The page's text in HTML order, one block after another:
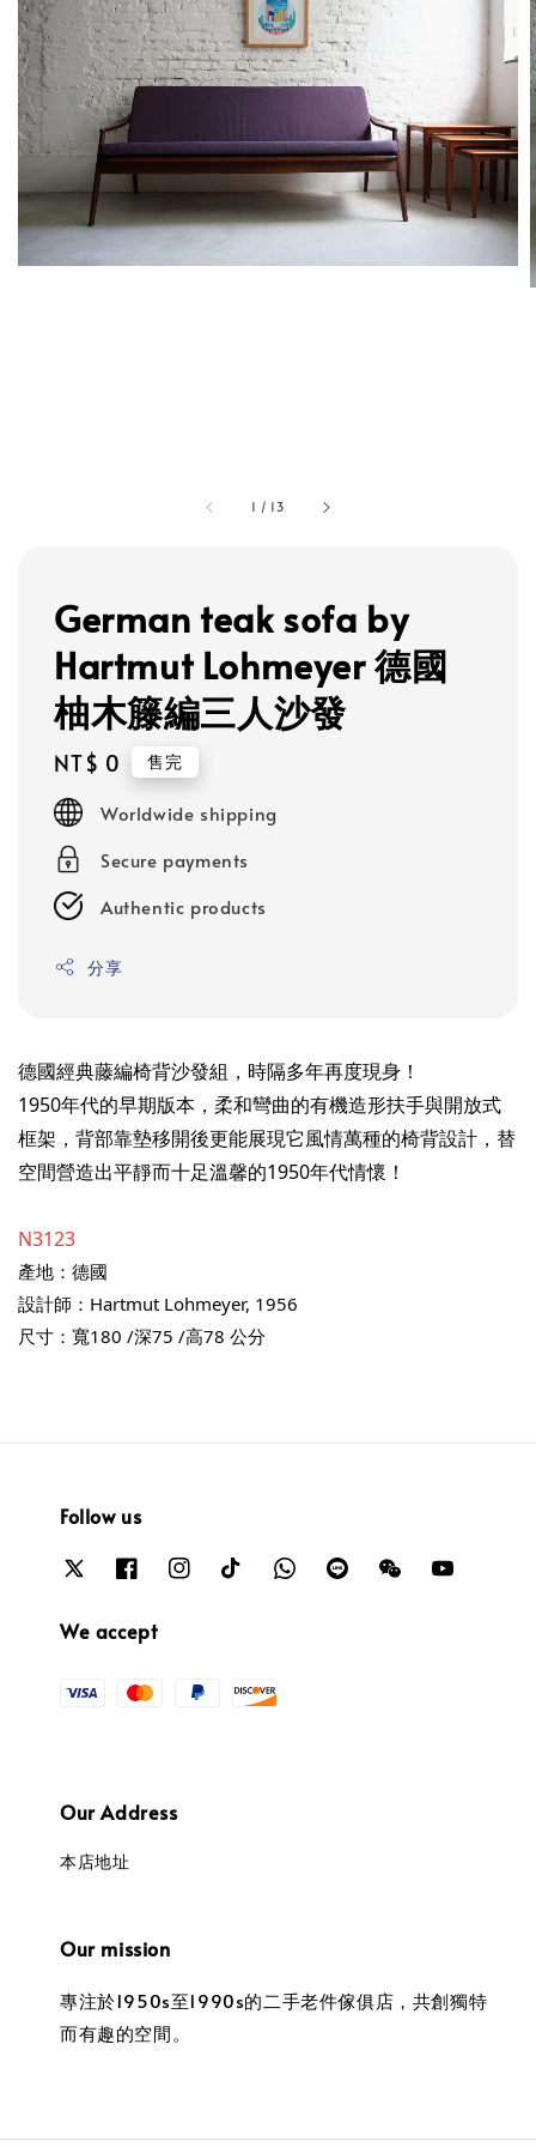
1 / 13
German teak sofa by
Hartmut Lohmeyer 德國
柚木籐編三人沙發
Regular
price
NT$ 0 售完
Worldwide shipping
Secure payments
Authentic products
分享
德國經典藤編椅背沙發組，時隔多年再度現身！
1950年代的早期版本，柔和彎曲的有機造形扶手與開放式
框架，背部靠墊移開後更能展現它風情萬種的椅背設計，替
空間營造出平靜而十足溫馨的1950年代情懷！
N3123
產地：德國
設計師：Hartmut Lohmeyer, 1956
尺寸：寬180 /深75 /高78 公分
Follow us
We accept
Our Address
本店地址
Our mission
專注於1950s至1990s的二手老件傢俱店，共創獨特
而有趣的空間。